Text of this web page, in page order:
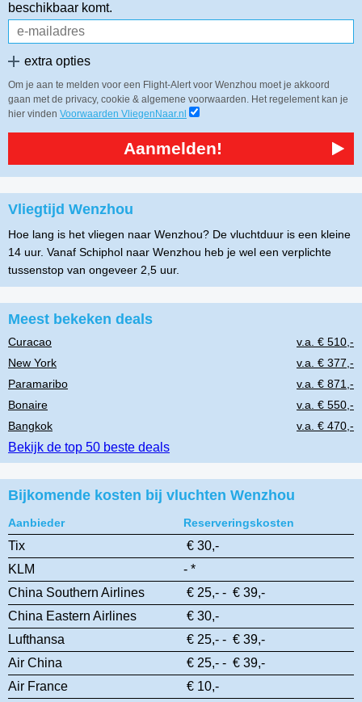
beschikbaar komt.
extra opties
Om je aan te melden voor een Flight-Alert voor Wenzhou moet je akkoord
gaan met de privacy, cookie & algemene voorwaarden. Het regelement kan je
hier vinden Voorwaarden VliegenNaar.nl
Aanmelden!
Vliegtijd Wenzhou
Hoe lang is het vliegen naar Wenzhou? De vluchtduur is een kleine
14 uur. Vanaf Schiphol naar Wenzhou heb je wel een verplichte
tussenstop van ongeveer 2,5 uur.
Meest bekeken deals
Curacao
v.a. € 510,-
New York
v.a. € 377,-
Paramaribo
v.a. € 871,-
Bonaire
v.a. € 550,-
Bangkok
v.a. € 470,-
Bekijk de top 50 beste deals
Bijkomende kosten bij vluchten Wenzhou
Aanbieder Reserveringskosten
Tix
€ 30,-
KLM
- *
China Southern Airlines
€ 25,- - € 39,-
China Eastern Airlines
€ 30,-
Lufthansa
€ 25,- - € 39,-
Air China
€ 25,- - € 39,-
Air France
€ 10,-